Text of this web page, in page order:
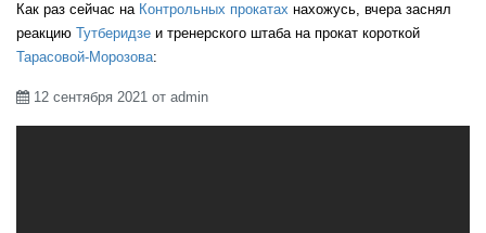
RUS
RUS
Как раз сейчас на Контрольных прокатах нахожусь, вчера заснял
реакцию Тутберидзе и тренерского штаба на прокат короткой
Тарасовой-Морозова:
 12 сентября 2021 от admin